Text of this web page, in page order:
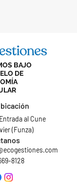
BAJO
DE
al Cune
(Funza)
8128